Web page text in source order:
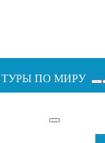
ТУРЫ ПО МИРУ